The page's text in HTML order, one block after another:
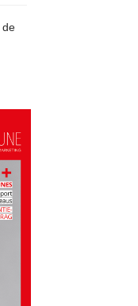
de